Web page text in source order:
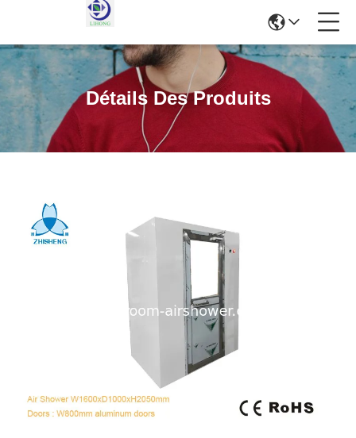
Détails Des Produits